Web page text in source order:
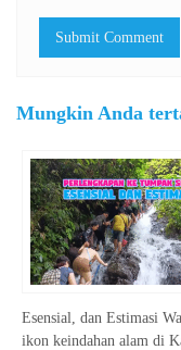
Mungkin Anda
Esensial, dan Estimasi
ikon keindahan alam di